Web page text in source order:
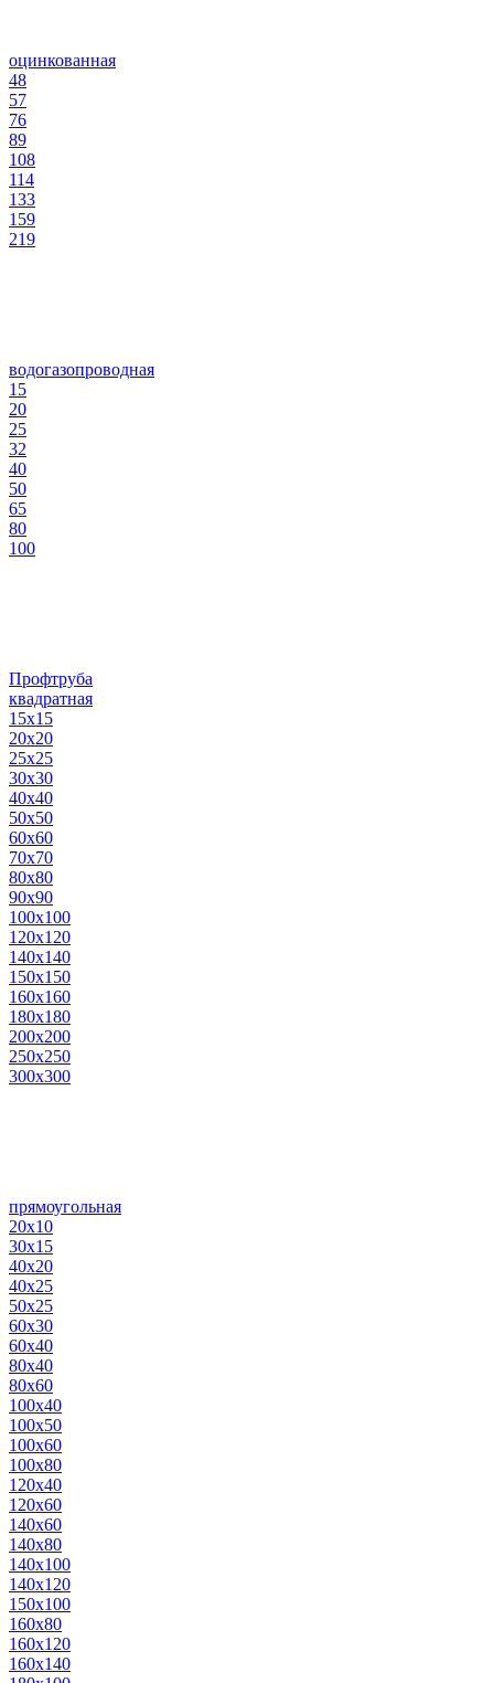
оцинкованная
48
57
76
89
108
114
133
159
219
водогазопроводная
15
20
25
32
40
50
65
80
100
Профтруба
квадратная
15х15
20х20
25х25
30х30
40х40
50х50
60х60
70х70
80х80
90х90
100х100
120х120
140х140
150х150
160х160
180х180
200х200
250х250
300х300
прямоугольная
20х10
30х15
40х20
40х25
50х25
60х30
60х40
80х40
80х60
100х40
100х50
100х60
100х80
120х40
120х60
140х60
140х80
140х100
140х120
150х100
160х80
160х120
160х140